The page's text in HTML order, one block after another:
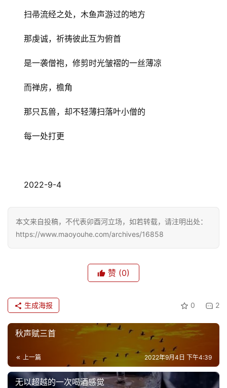
生
活
旅
游
娱
登录 注册
扫帚流经之处，木鱼声游过的地方
那虔诚，祈祷彼此互为俯首
是一袭僧袍，修剪时光皱褶的一丝薄凉
而禅房，檐角
那只瓦兽，却不轻薄扫落叶小僧的
每一处打更
2022-9-4
本文来自投稿，不代表卯酉河立场，如若转载，请注明出处：
https://www.maoyouhe.com/archives/16858
赞 (0)
0 2
生成海报
秋声赋三首
上一篇 2022年9月4日 下午4:39
无以超越的一次喝酒感觉